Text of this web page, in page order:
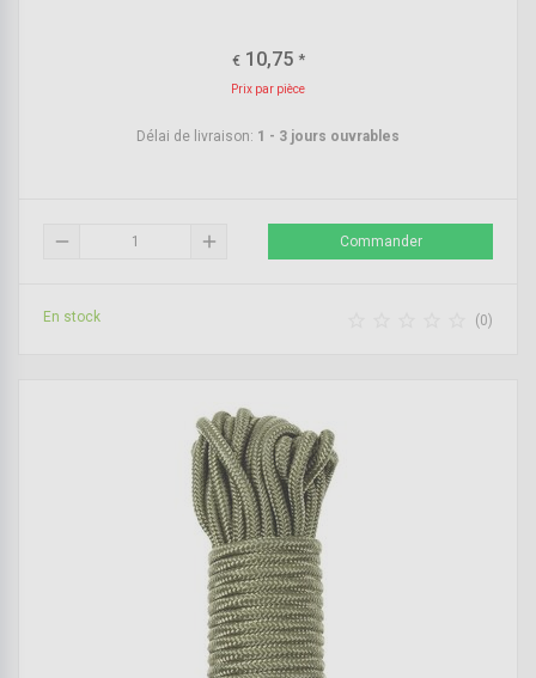
€10,75 *
Prix par pièce
Délai de livraison: 1 - 3 jours ouvrables
remove add Commander
En stock (0)